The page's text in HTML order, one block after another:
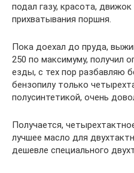
подал газу, красота,
прихватывания поршня.
Пока доехал до пруда,
250 по максимуму, получил
езды, с тех пор разбавляю
бензопилу только
полусинтетикой, очень
Получается,
лучшее масло для
дешевле специального